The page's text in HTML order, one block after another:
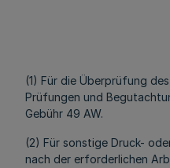
(1) Für die Überprüfung
Prüfungen und
Gebühr 49 AW.
(2) Für sonstige Druck-
nach der erforderlichen